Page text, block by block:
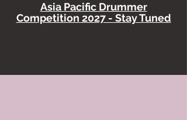
Asia Pacific Drummer
Competition 2027 - Stay Tuned